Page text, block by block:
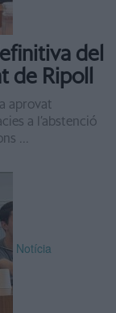
del
de Ripoll
aprovat
a l’abstenció
...
Notícia